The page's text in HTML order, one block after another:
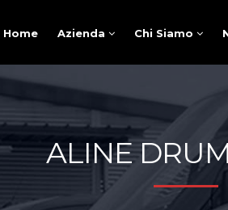
Home Azienda Chi Siamo
ALINE